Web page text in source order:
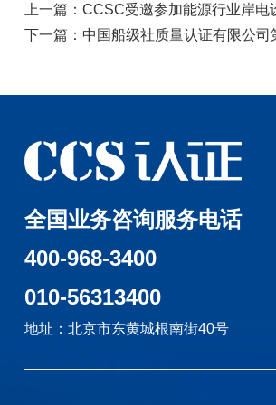
上一篇：CCSC受邀参加能源行业岸
下一篇：中国船级社质量认证有限公
全国业务咨询服务电话
400-968-3400
010-56313400
地址：北京市东黄城根南街40号